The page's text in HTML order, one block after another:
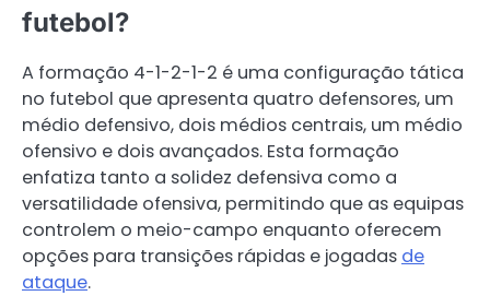
futebol?
A formação 4-1-2-1-2 é uma configuração tática
no futebol que apresenta quatro defensores, um
médio defensivo, dois médios centrais, um médio
ofensivo e dois avançados. Esta formação
enfatiza tanto a solidez defensiva como a
versatilidade ofensiva, permitindo que as equipas
controlem o meio-campo enquanto oferecem
opções para transições rápidas e jogadas de
ataque.